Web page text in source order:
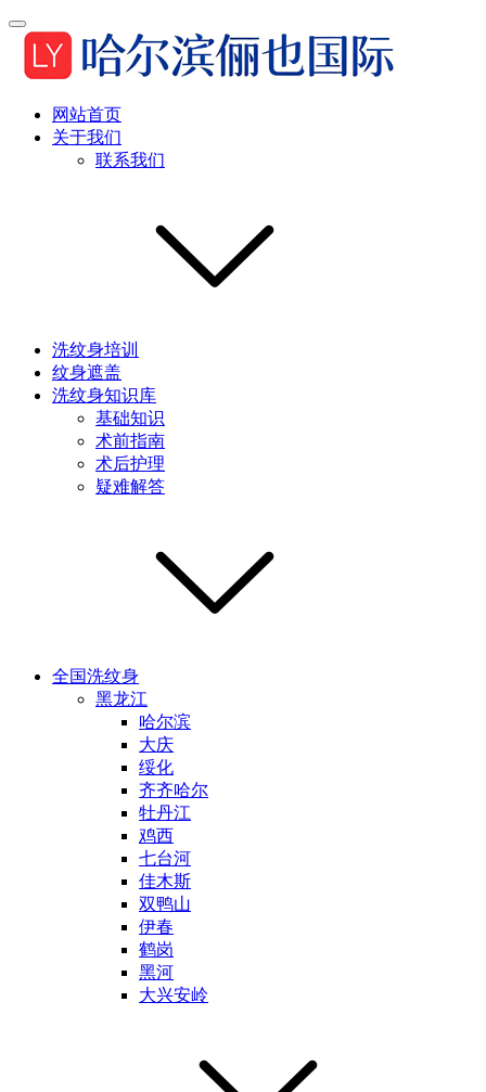
网站首页
关于我们
联系我们
洗纹身培训
纹身遮盖
洗纹身知识库
基础知识
术前指南
术后护理
疑难解答
全国洗纹身
黑龙江
哈尔滨
大庆
绥化
齐齐哈尔
牡丹江
鸡西
七台河
佳木斯
双鸭山
伊春
鹤岗
黑河
大兴安岭